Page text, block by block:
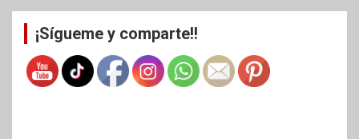
¡Sígueme y comparte!!